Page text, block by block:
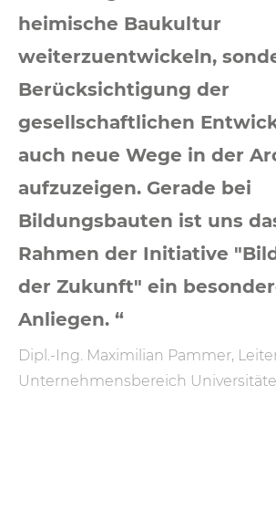
heimische Baukultur
weiterzuentwickeln,
Berücksichtigung der
gesellschaftlichen
auch neue Wege in der
aufzuzeigen. Gerade bei
Bildungsbauten ist uns
Rahmen der Initiative
der Zukunft" ein
Anliegen. “
Dipl.-Ing. Maximilian Pammer,
Unternehmensbereich